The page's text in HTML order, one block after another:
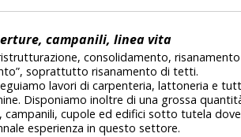
campanili, linea vita
consolidamento,
soprattutto risanamento di tetti.
lavori di carpenteria, lattoneria e
Disponiamo inoltre di una grossa
cupole ed edifici sotto tutela dove
esperienza in questo settore.